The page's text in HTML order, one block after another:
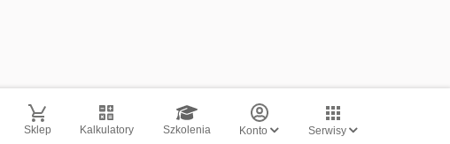
Sklep Kalkulatory Szkolenia Konto Serwisy